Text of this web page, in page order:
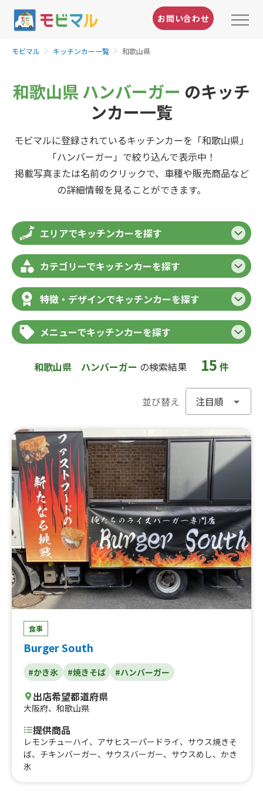
お問い合わせ
モビマル キッチンカー一覧 和歌山県
和歌山県 ハンバーガー のキッチ
ンカー一覧
モビマルに登録されているキッチンカーを「和歌山県」
「ハンバーガー」で絞り込んで表示中！
掲載写真または名前のクリックで、車種や販売商品など
の詳細情報を見ることができます。
エリアでキッチンカーを探す
カテゴリーでキッチンカーを探す
特徴・デザインでキッチンカーを探す
メニューでキッチンカーを探す
和歌山県 ハンバーガー の検索結果 15 件
並び替え
食事
Burger South
#かき氷 #焼きそば #ハンバーガー
出店希望都道府県
大阪府、 和歌山県
提供商品
レモンチューハイ、アサヒスーパードライ、サウス焼きそ
ば、チキンバーガー、サウスバーガー、サウスめし、かき
氷